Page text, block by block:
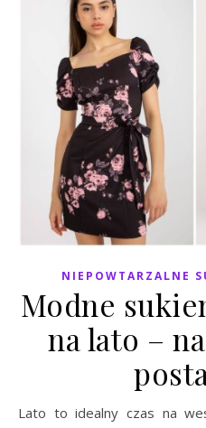
NIEPOWTARZALNE
Modne
na lato –
Lato to idealny czas na wesela, a wybór odpowiedniej